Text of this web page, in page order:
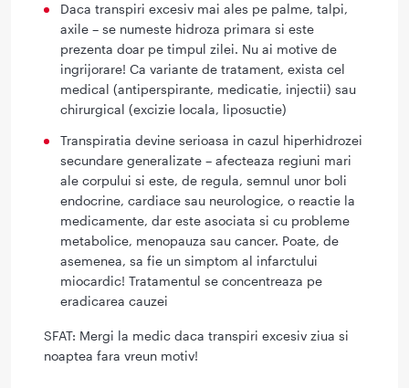
Daca transpiri excesiv mai ales pe palme, talpi,
axile – se numeste hidroza primara si este
prezenta doar pe timpul zilei. Nu ai motive de
ingrijorare! Ca variante de tratament, exista cel
medical (antiperspirante, medicatie, injectii) sau
chirurgical (excizie locala, liposuctie)
Transpiratia devine serioasa in cazul hiperhidrozei
secundare generalizate – afecteaza regiuni mari
ale corpului si este, de regula, semnul unor boli
endocrine, cardiace sau neurologice, o reactie la
medicamente, dar este asociata si cu probleme
metabolice, menopauza sau cancer. Poate, de
asemenea, sa fie un simptom al infarctului
miocardic! Tratamentul se concentreaza pe
eradicarea cauzei
SFAT: Mergi la medic daca transpiri excesiv ziua si
noaptea fara vreun motiv!